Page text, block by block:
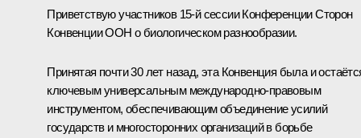
Приветствую участников 15-й сессии Конференции Сторон
Конвенции ООН о биологическом разнообразии.
Принятая почти 30 лет назад, эта Конвенция была и
ключевым универсальным международно-правовым
инструментом, обеспечивающим объединение усилий
государств и многосторонних организаций в борьбе